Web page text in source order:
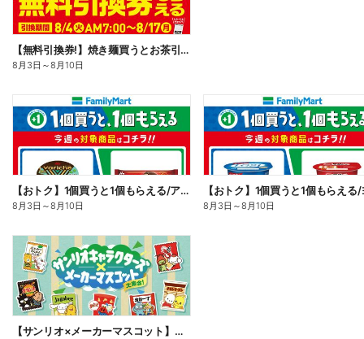
【無料引換券!】焼き麺買うとお茶引換券貰える!
8月3日 ～8月10日
【おトク】1個買うと1個もらえる/アイス
8月3日 ～8月10日 8月3日 ～8月10日
【サンリオ×メーカーマスコット】オリジナルグッズ貰える!